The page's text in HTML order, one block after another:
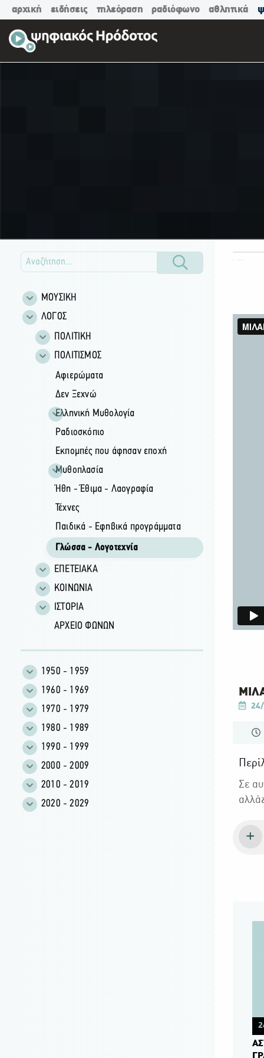
αρχική ειδήσεις τηλεόραση ραδιόφωνο αθλητικά
ΜΟΥΣΙΚΗ
ΛΟΓΟΣ
ΠΟΛΙΤΙΚΗ
ΠΟΛΙΤΙΣΜΟΣ
Αφιερώματα
Δεν Ξεχνώ
Ελληνική Μυθολογία
Ραδιοσκόπιο
Εκπομπές που άφησαν εποχή
Μυθοπλασία
Ήθη - Έθιμα - Λαογραφία
Τέχνες
Παιδικά - Εφηβικά προγράμματα
Γλώσσα - Λογοτεχνία
ΕΠΕΤΕΙΑΚΑ
ΚΟΙΝΩΝΙΑ
ΙΣΤΟΡΙΑ
ΑΡΧΕΙΟ ΦΩΝΩΝ
1950 - 1959
1960 - 1969
1970 - 1979
1980 - 1989
1990 - 1999
2000 - 2009
2010 - 2019
2020 - 2029
Σε